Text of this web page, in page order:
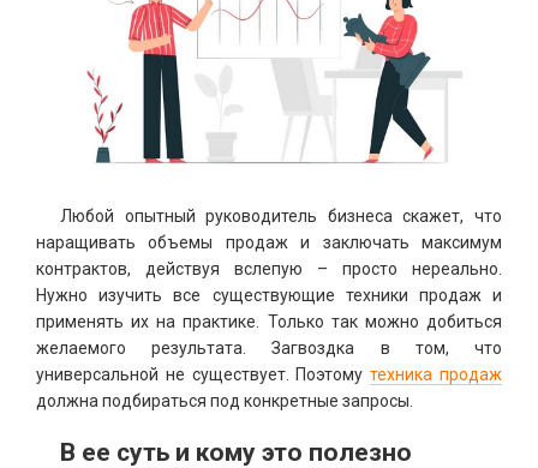
Любой опытный руководитель бизнеса скажет, что
наращивать объемы продаж и заключать максимум
контрактов, действуя вслепую – просто нереально.
Нужно изучить все существующие техники продаж и
применять их на практике. Только так можно добиться
желаемого результата. Загвоздка в том, что
универсальной не существует. Поэтомутехника продаж
должна подбираться под конкретные запросы.
В ее суть и кому это полезно